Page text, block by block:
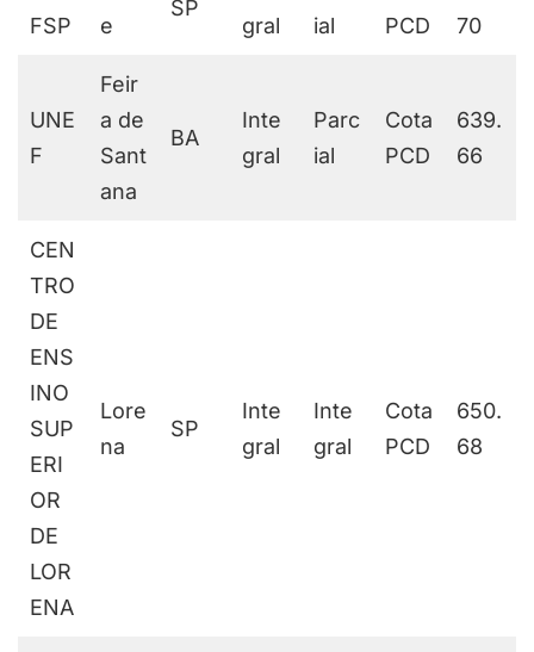
FSP
e
SP
gral
ial
PCD
70
UNE
F
Feir
a de
Sant
ana
BA
Inte
gral
Parc
ial
Cota
PCD
639.
66
CEN
TRO
DE
ENS
INO
SUP
ERI
OR
DE
LOR
ENA
Lore
na
SP
Inte
gral
Inte
gral
Cota
PCD
650.
68